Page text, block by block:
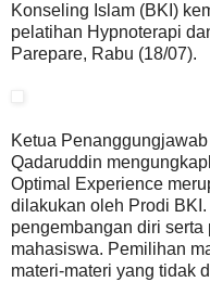
Konseling Islam (BKI)
pelatihan Hypnoterapi
Parepare, Rabu (18/07).
Ketua
Qadaruddin
Optimal Experience
dilakukan oleh Prodi
pengembangan diri
mahasiswa. Pemilihan
materi-materi yang tidak